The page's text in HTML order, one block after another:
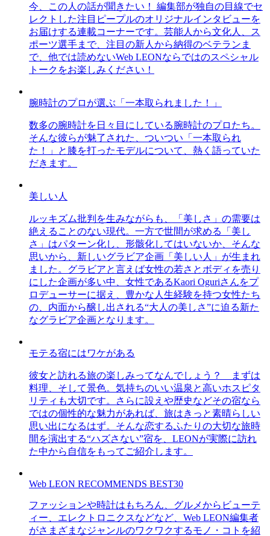
今、この人の話が聞きたい！ 編集部が独自の目線でセ
レクトした注目ピープルのオリジナルインタビューを
お届けする連載コーナーです。芸能人から文化人、ス
ポーツ選手まで、注目の新人から納得のベテランま
で、他では読めないWeb LEONならではのスペシャル
トークをお楽しみください！
腕時計のプロが選ぶ「一本取られました！」
数多の腕時計を日々目にしている腕時計のプロたち。
そんな彼らが魅了された、ついつい「一本取られ
た！」と膝を打ったモデルについて、熱く語っていた
だきます。
美しい人
ルッキズム批判を生みながらも、「美しさ」の需要は
絶えることのない現代。一方で世間が求める「美し
さ」はパターン化し、形骸化してはいないか、そんな
思いから、新しいグラビア企画「美しい人」が生まれ
ました。グラビアと言えば女性の若さとボディを売り
にした企画が多い中、女性であるKaori Oguriさんをプ
ロデューサーに据え、豊かな人生経験を持つ女性たち
の、内面から醸し出される“大人の美しさ”に迫る新た
なグラビア企画となります。
モテる宿にはワケがある
彼女と訪れる旅の楽しみってなんでしょう？ まずは
料理、そして景色。気持ちのいい温泉と高いホスピタ
リティも大切です。さらに設えや歴史などその宿なら
ではの個性的な魅力があれば、旅はきっと素晴らしい
思い出になるはず。そんな恋するふたりの大切な旅時
間を演出する“ハズさない”宿を、LEONが実際に訪れ
た中から自信をもってご紹介します。
Web LEON RECOMMENDS BEST30
ファッションや時計はもちろん、グルメからビューテ
ィー、エレクトロニクスなどなど、Web LEON編集者
がさまざまなジャンルのワクワクするモノ・コトを紹